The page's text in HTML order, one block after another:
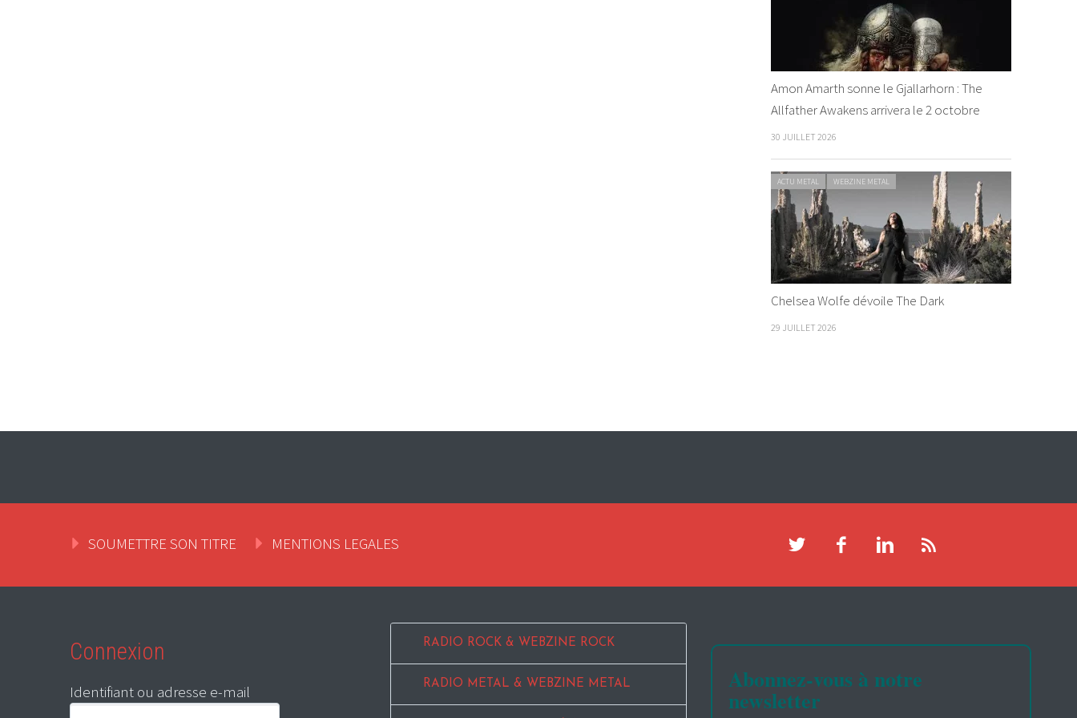
Amon Amarth sonne le Gjallarhorn : The
Allfather Awakens arrivera le 2 octobre
30 JUILLET 2026
ACTU METAL WEBZINE METAL
Chelsea Wolfe dévoile The Dark
29 JUILLET 2026
SOUMETTRE SON TITRE MENTIONS LEGALES
Connexion
Identifiant ou adresse e-mail
RADIO ROCK & WEBZINE ROCK
RADIO METAL & WEBZINE METAL Abonnez-vous à notre
newsletter